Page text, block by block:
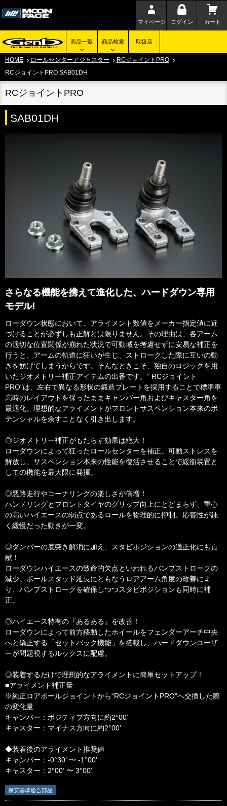
マイページ ログイン カート
商品一覧 商品検索 取扱店
HOME ロールセンターアジャスター
RCジョイントPRO
RCジョイントPRO SAB01DH
RCジョイントPRO
SAB01DH
さらなる機能を携えて進化した、ハードダウン専用
モデル!
ローダウン状態において、アライメント数値をメーカー指定値に近
づけることが必ずしも正解とは限りません。その理由は、各アーム
の適切な位置関係が崩れた状況で可動域を考慮せずに安易な補正を
行うと、アームの軌道に狂いが生じ、ストロークした際に互いの動
きを妨げてしまうからです。そんなときこそ、独自のロジックを用
いたジオメトリー補正アイテムの出番です。“ RCジョイント
PRO"は、左右で異なる形状の鍛造プレートを採用することで標準車
高時のレイアウトを保ったままキャンバー角およびキャスター角を
最適化。理想的なアライメントがフロントサスペンション本来のポ
テンシャルを余すことなく引き出します。
◎ジオメトリー補正がもたらす効果は絶大！
ローダウンによって狂ったロールセンターを補正。可動ストレスを
解放し、サスペンション本来の性能を復活させることで緩衝装置と
しての機能を最大限に発揮。
◎悪路走行やコーナリングの楽しさが倍増！
ハンドリングとフロントタイヤのグリップ向上にとどまらず、重心
の高いハイエースの弱点であるロールを物理的に抑制。応答性が鈍
く緩慢だった動きが一変。
◎ダンパーの底突き解消に加え、スタビポジションの適正化にも貢
献！
ローダウンハイエースの致命的欠点といわれるバンプストロークの
減少。ボールスタッド延長にともなうロアアーム角度の改善によ
り、バンプストロークを確保しつつスタビポジションも同時に補
正。
◎ハイエース特有の『あるある』を改善！
ローダウンによって前方移動したホイールをフェンダーアーチ中央
へと矯正する「セットバック機能」を搭載し、ハードダウンユーザ
ーが問題視するルックスに配慮。
◎装着するだけで理想的なアライメントに簡単セットアップ！
■アライメント補正量
※純正ロアボールジョイントから“RCジョイントPRO”へ交換した際
の変化量
キャンバー：ポジティブ方向に約2°00’
キャスター：マイナス方向に約2°00’
◆装着後のアライメント推奨値
キャンバー：-0°30’ 〜 -1°00’
キャスター：2°00’ 〜 3°00’
保安基準適合部品